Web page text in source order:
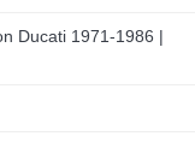
Ducati 1971-1986 |